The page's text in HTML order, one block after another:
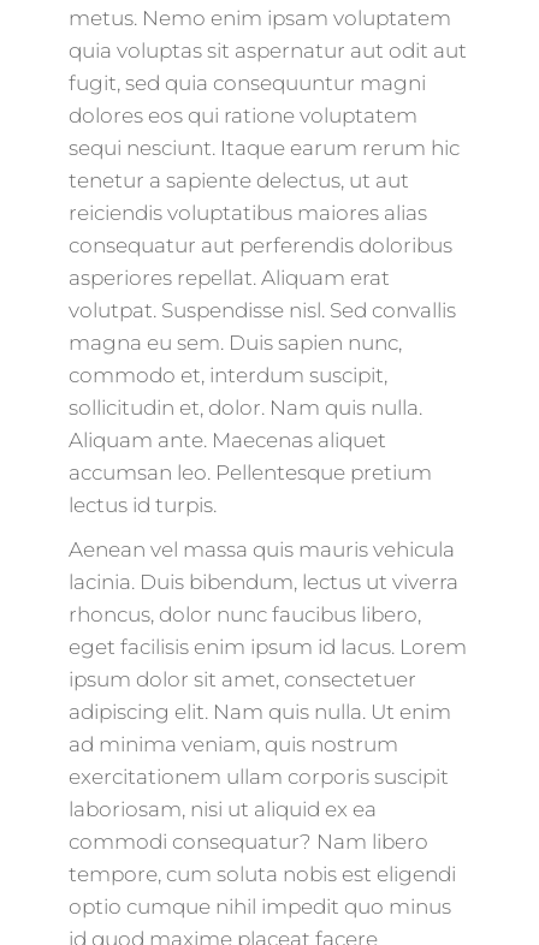
metus. Nemo enim ipsam voluptatem
quia voluptas sit aspernatur aut odit aut
fugit, sed quia consequuntur magni
dolores eos qui ratione voluptatem
sequi nesciunt. Itaque earum rerum hic
tenetur a sapiente delectus, ut aut
reiciendis voluptatibus maiores alias
consequatur aut perferendis doloribus
asperiores repellat. Aliquam erat
volutpat. Suspendisse nisl. Sed convallis
magna eu sem. Duis sapien nunc,
commodo et, interdum suscipit,
sollicitudin et, dolor. Nam quis nulla.
Aliquam ante. Maecenas aliquet
accumsan leo. Pellentesque pretium
lectus id turpis.
Aenean vel massa quis mauris vehicula
lacinia. Duis bibendum, lectus ut viverra
rhoncus, dolor nunc faucibus libero,
eget facilisis enim ipsum id lacus. Lorem
ipsum dolor sit amet, consectetuer
adipiscing elit. Nam quis nulla. Ut enim
ad minima veniam, quis nostrum
exercitationem ullam corporis suscipit
laboriosam, nisi ut aliquid ex ea
commodi consequatur? Nam libero
tempore, cum soluta nobis est eligendi
optio cumque nihil impedit quo minus
id quod maxime placeat facere